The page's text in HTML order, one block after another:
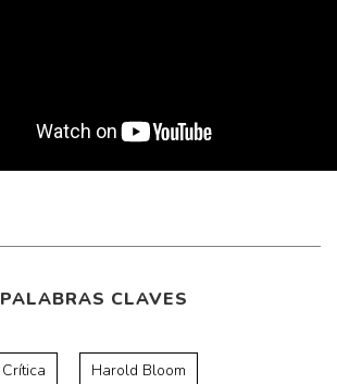
PALABRAS CLAVES
Crítica Harold Bloom